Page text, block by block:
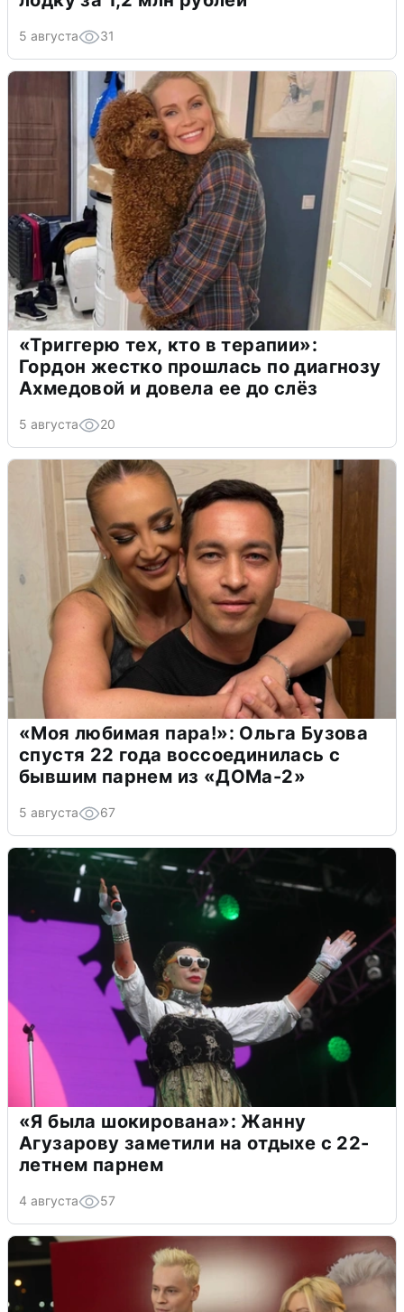
5 августа 31
«Триггерю тех, кто в терапии»:
Гордон жестко прошлась по диагнозу
Ахмедовой и довела ее до слёз
5 августа 20
«Моя любимая пара!»: Ольга Бузова
спустя 22 года воссоединилась с
бывшим парнем из «ДОМа-2»
5 августа 67
«Я была шокирована»: Жанну
Агузарову заметили на отдыхе с 22-
летнем парнем
4 августа 57